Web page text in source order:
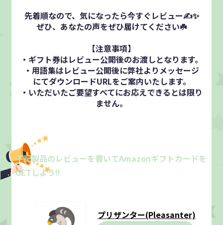
先着順なので、気になったら今すぐレビュー✍️✨
ぜひ、あなたの声をぜひ届けてください☘️
【注意事項】
・ギフト券はレビュー公開後のお渡しとなります。
・用語集はレビュー公開後に弊社よりメッセージ
にてダウンロードURLをご案内いたします。
・いただいたご要望すべてにお応えできるとは限り
下記製品のレビューを書いてAmazonギフトカードを
GETしよう!!
プリザンター(Pleasanter)